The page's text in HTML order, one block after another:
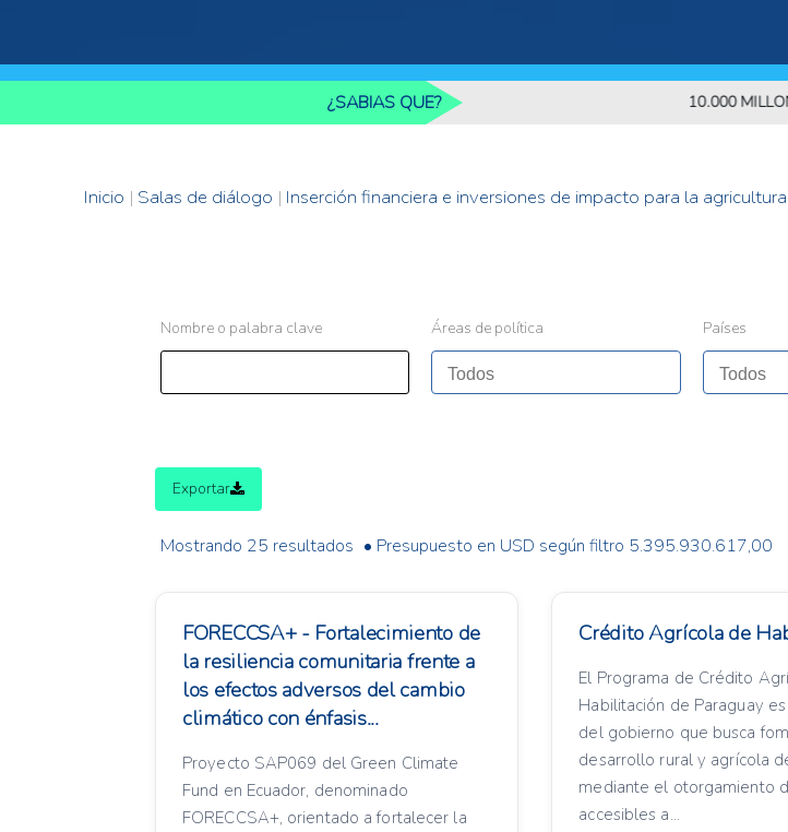
¿SABIAS QUE? 10.000 MILLONES
Inicio | Salas de diálogo | Inserción financiera e inversiones de impacto para la
Nombre o palabra clave Áreas de política Países
Exportar
Mostrando 25 resultados • Presupuesto en USD según filtro 5.395.930.617,00
FORECCSA+ - Fortalecimiento de
la resiliencia comunitaria frente a
los efectos adversos del cambio
climático con énfasis...
Proyecto SAP069 del Green Climate
Fund en Ecuador, denominado
FORECCSA+, orientado a fortalecer la
Crédito Agrícola de
El Programa de Crédito
Habilitación de Paraguay
del gobierno que busca
desarrollo rural y agrícola
mediante el otorgamiento
accesibles a...